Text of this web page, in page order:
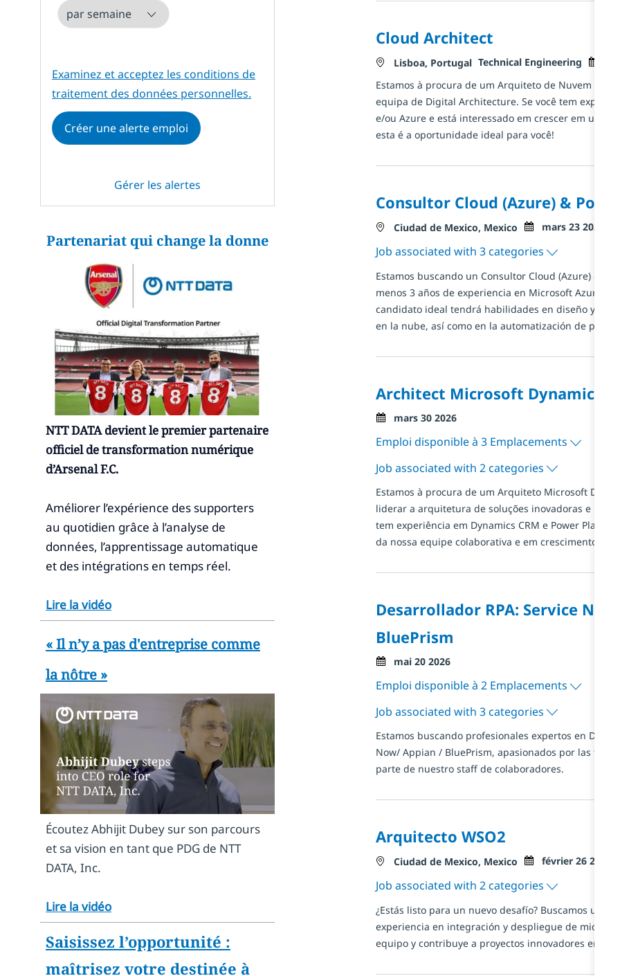
Required
Examinez et acceptez les conditions de
traitement des données personnelles.
Créer une alerte emploi
Gérer les alertes
Partenariat qui change la donne
NTT DATA devient le premier partenaire
officiel de transformation numérique
d’Arsenal F.C.
Améliorer l’expérience des supporters
au quotidien grâce à l’analyse de
données, l’apprentissage automatique
et des intégrations en temps réel.
Lire la vidéo
« Il n’y a pas d'entreprise comme
la nôtre »
Écoutez Abhijit Dubey sur son parcours
et sa vision en tant que PDG de NTT
DATA, Inc.
Lire la vidéo
Saisissez l’opportunité :
maîtrisez votre destinée à
Cloud Architect
Localisation
Lisboa, Portugal Catégorie
Technical Engineering Posted
Estamos à procura de um Arquiteto de Nuvem para
equipa de Digital Architecture. Se você tem
e/ou Azure e está interessado em crescer em um
esta é a oportunidade ideal para você!
Consultor Cloud (Azure) &
Localisation
Ciudad de Mexico, Mexico Posted Date
mars 23 2026
Job associated with 3 categories
Estamos buscando un Consultor Cloud (Azure) &
menos 3 años de experiencia en Microsoft Azure y
candidato ideal tendrá habilidades en diseño y
en la nube, así como en la automatización de
Architect Microsoft Dynamics
Posted Date
mars 30 2026
Emploi disponible à 3 Emplacements
Job associated with 2 categories
Estamos à procura de um Arquiteto Microsoft
liderar a arquitetura de soluções inovadoras e
tem experiência em Dynamics CRM e Power
da nossa equipe colaborativa e em crescimento!
Desarrollador RPA: Service
BluePrism
Posted Date
mai 20 2026
Emploi disponible à 2 Emplacements
Job associated with 3 categories
Estamos buscando profesionales expertos en
Now/ Appian / BluePrism, apasionados por las
parte de nuestro staff de colaboradores.
Arquitecto WSO2
Localisation
Ciudad de Mexico, Mexico Posted Date
février 26 2026
Job associated with 2 categories
¿Estás listo para un nuevo desafío? Buscamos un
experiencia en integración y despliegue de
equipo y contribuye a proyectos innovadores en un